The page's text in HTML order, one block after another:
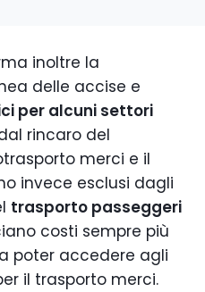
inoltre la
delle accise e
per alcuni settori
rincaro del
merci e il
invece esclusi dagli
trasporto passeggeri
costi sempre più
poter accedere agli
il trasporto merci.